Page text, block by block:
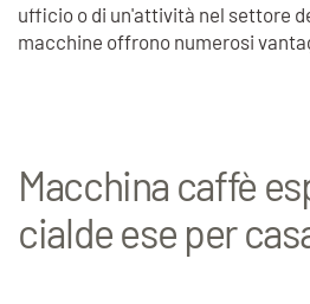
ufficio o di un'attività nel settore
macchine offrono numerosi
Macchina caffè
cialde ese per